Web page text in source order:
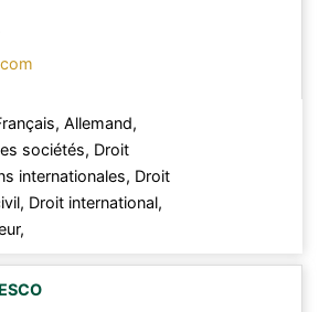
Allemand,
sociétés, Droit
internationales, Droit
Droit international,